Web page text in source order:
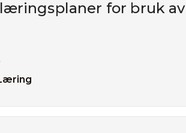
for bruk av